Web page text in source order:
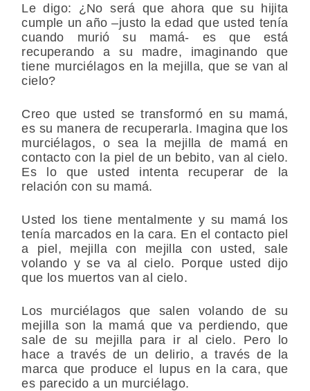
Le digo: ¿No será que ahora que su hijita
cumple un año –justo la edad que usted tenía
cuando murió su mamá- es que está
recuperando a su madre, imaginando que
tiene murciélagos en la mejilla, que se van al
cielo?
Creo que usted se transformó en su mamá,
es su manera de recuperarla. Imagina que los
murciélagos, o sea la mejilla de mamá en
contacto con la piel de un bebito, van al cielo.
Es lo que usted intenta recuperar de la
relación con su mamá.
Usted los tiene mentalmente y su mamá los
tenía marcados en la cara. En el contacto piel
a piel, mejilla con mejilla con usted, sale
volando y se va al cielo. Porque usted dijo
que los muertos van al cielo.
Los murciélagos que salen volando de su
mejilla son la mamá que va perdiendo, que
sale de su mejilla para ir al cielo. Pero lo
hace a través de un delirio, a través de la
marca que produce el lupus en la cara, que
es parecido a un murciélago.